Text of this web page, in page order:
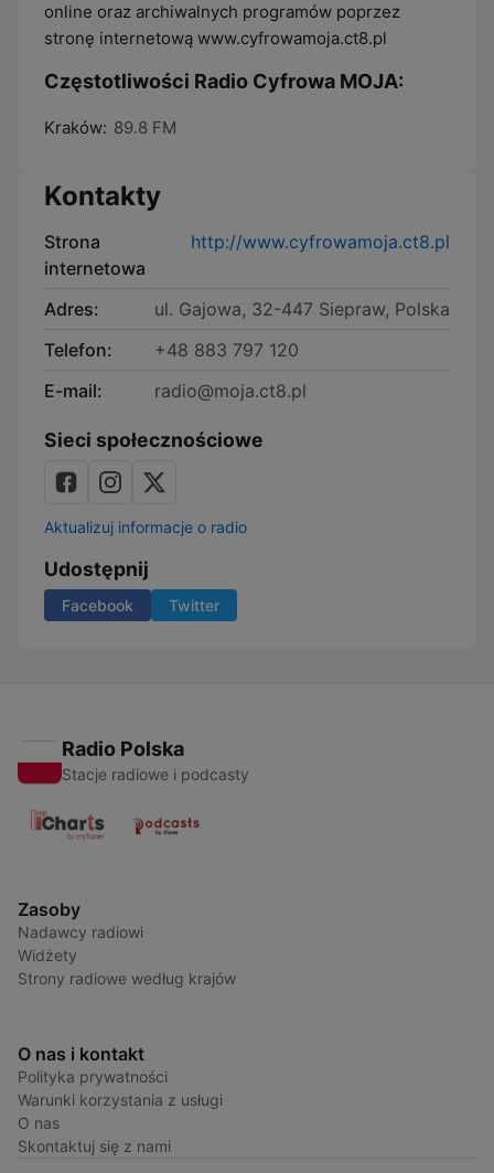
online oraz archiwalnych programów poprzez
stronę internetową www.cyfrowamoja.ct8.pl
Częstotliwości Radio Cyfrowa MOJA:
Kraków: 89.8 FM
Kontakty
Strona
internetowa
http://www.cyfrowamoja.ct8.pl
Adres:
ul. Gajowa, 32-447 Siepraw, Polska
Telefon:
+48 883 797 120
E-mail:
radio@moja.ct8.pl
Sieci społecznościowe
Aktualizuj informacje o radio
Udostępnij
Facebook Twitter
Radio Polska
Stacje radiowe i podcasty
Zasoby
Nadawcy radiowi
Widżety
Strony radiowe według krajów
O nas i kontakt
Polityka prywatności
Warunki korzystania z usługi
O nas
Skontaktuj się z nami